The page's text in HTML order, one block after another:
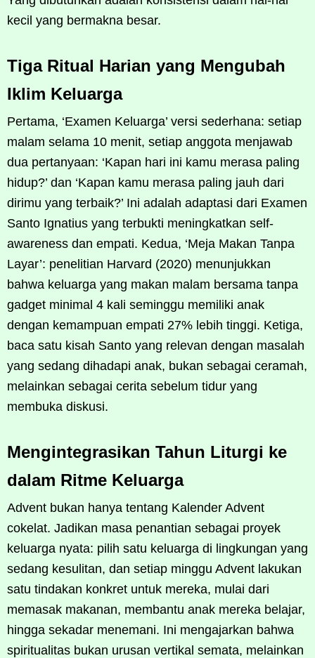
kecil yang bermakna besar.
Tiga Ritual Harian yang Mengubah
Iklim Keluarga
Pertama, ‘Examen Keluarga’ versi sederhana: setiap
malam selama 10 menit, setiap anggota menjawab
dua pertanyaan: ‘Kapan hari ini kamu merasa paling
hidup?’ dan ‘Kapan kamu merasa paling jauh dari
dirimu yang terbaik?’ Ini adalah adaptasi dari Examen
Santo Ignatius yang terbukti meningkatkan self-
awareness dan empati. Kedua, ‘Meja Makan Tanpa
Layar’: penelitian Harvard (2020) menunjukkan
bahwa keluarga yang makan malam bersama tanpa
gadget minimal 4 kali seminggu memiliki anak
dengan kemampuan empati 27% lebih tinggi. Ketiga,
baca satu kisah Santo yang relevan dengan masalah
yang sedang dihadapi anak, bukan sebagai ceramah,
melainkan sebagai cerita sebelum tidur yang
membuka diskusi.
Mengintegrasikan Tahun Liturgi ke
dalam Ritme Keluarga
Advent bukan hanya tentang Kalender Advent
cokelat. Jadikan masa penantian sebagai proyek
keluarga nyata: pilih satu keluarga di lingkungan yang
sedang kesulitan, dan setiap minggu Advent lakukan
satu tindakan konkret untuk mereka, mulai dari
memasak makanan, membantu anak mereka belajar,
hingga sekadar menemani. Ini mengajarkan bahwa
spiritualitas bukan urusan vertikal semata, melainkan